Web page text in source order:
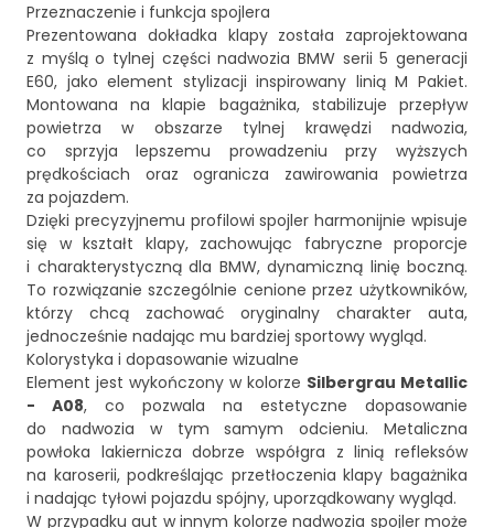
Przeznaczenie i funkcja spojlera
Prezentowana dokładka klapy została zaprojektowana
z myślą o tylnej części nadwozia BMW serii 5 generacji
E60, jako element stylizacji inspirowany linią M Pakiet.
Montowana na klapie bagażnika, stabilizuje przepływ
powietrza w obszarze tylnej krawędzi nadwozia,
co sprzyja lepszemu prowadzeniu przy wyższych
prędkościach oraz ogranicza zawirowania powietrza
za pojazdem.
Dzięki precyzyjnemu profilowi spojler harmonijnie wpisuje
się w kształt klapy, zachowując fabryczne proporcje
i charakterystyczną dla BMW, dynamiczną linię boczną.
To rozwiązanie szczególnie cenione przez użytkowników,
którzy chcą zachować oryginalny charakter auta,
jednocześnie nadając mu bardziej sportowy wygląd.
Kolorystyka i dopasowanie wizualne
Element jest wykończony w kolorze Silbergrau Metallic
- A08, co pozwala na estetyczne dopasowanie
do nadwozia w tym samym odcieniu. Metaliczna
powłoka lakiernicza dobrze współgra z linią refleksów
na karoserii, podkreślając przetłoczenia klapy bagażnika
i nadając tyłowi pojazdu spójny, uporządkowany wygląd.
W przypadku aut w innym kolorze nadwozia spojler może